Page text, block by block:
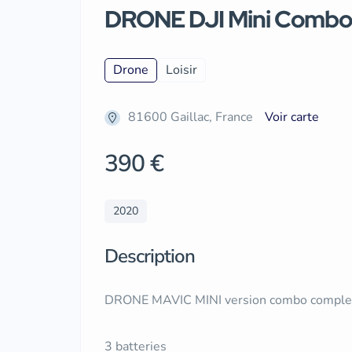
DRONE DJI Mini Combo
Drone Loisir
81600 Gaillac, France Voir carte
390 €
2020
Description
DRONE MAVIC MINI version combo
3 batteries